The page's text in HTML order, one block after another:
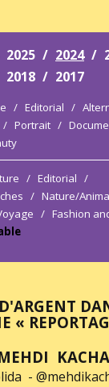
2025 / 2024 /
2018 / 2017
/ Editorial /
/ Portrait /
/ Editorial /
/ Nature/
/ Fashion
«
-